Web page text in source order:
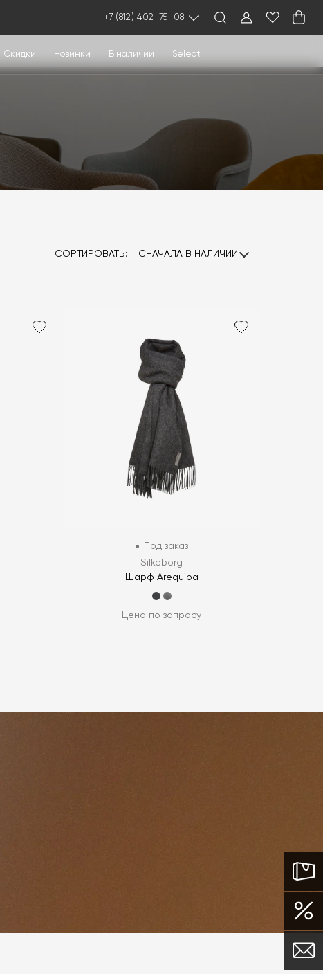
+7 (812) 402-75-08
Скидки Новинки В наличии Select
СОРТИРОВАТЬ: СНАЧАЛА В НАЛИЧИИ
Под заказ
Silkeborg
Шарф Arequipa
Цена по запросу